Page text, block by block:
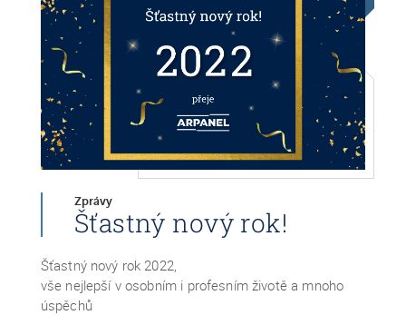
Zprávy
Šťastný nový rok!
Šťastný nový rok 2022,
vše nejlepší v osobním i profesním životě a mnoho
úspěchů